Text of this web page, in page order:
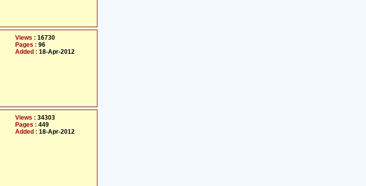
Views : 16730
Pages : 96
Added : 18-Apr-2012
Views : 34303
Pages : 449
Added : 18-Apr-2012